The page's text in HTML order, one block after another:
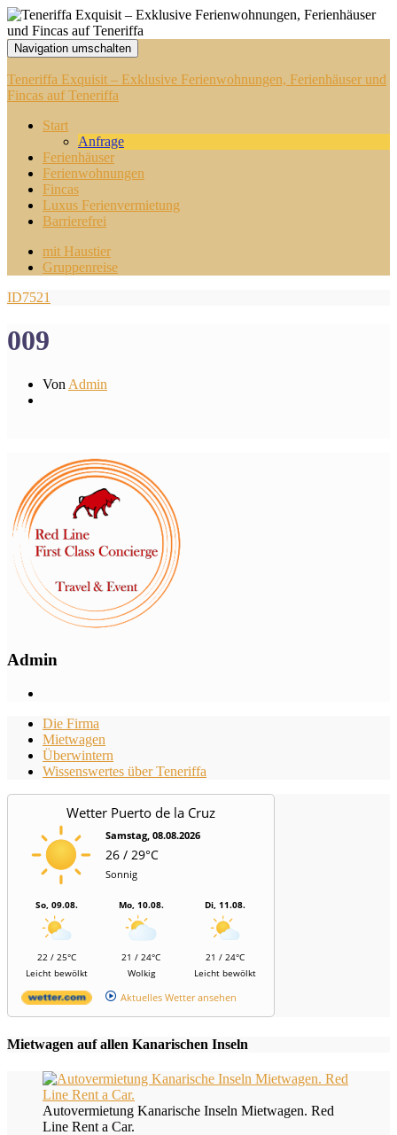
Navigation umschalten
Teneriffa Exquisit – Exklusive Ferienwohnungen, Ferienhäuser und
Fincas auf Teneriffa
Start
Anfrage
Ferienhäuser
Ferienwohnungen
Fincas
Luxus Ferienvermietung
Barrierefrei
mit Haustier
Gruppenreise
ID7521
009
Von Admin
Admin
Die Firma
Mietwagen
Überwintern
Wissenswertes über Teneriffa
Wetter Puerto de la Cruz
Samstag, 08.08.2026
26 / 29°C
Sonnig
So, 09.08.
22 / 25°C
Leicht bewölkt
Mo, 10.08.
21 / 24°C
Wolkig
Di, 11.08.
21 / 24°C
Leicht bewölkt
Aktuelles Wetter ansehen
Mietwagen auf allen Kanarischen Inseln
Autovermietung Kanarische Inseln Mietwagen. Red
Line Rent a Car.